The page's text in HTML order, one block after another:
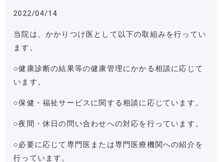
2022/04/14
当院は、かかりつけ医として以下の取組みを行ってい
ます。
○健康診断の結果等の健康管理にかかる相談に応じて
います。
○保健・福祉サービスに関する相談に応じています。
○夜間・休日の問い合わせへの対応を行っています。
○必要に応じて専門医または専門医療機関への紹介を
行っています。